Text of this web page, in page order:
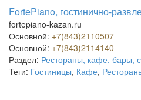
FortePiano, гостинично-
fortepiano-kazan.ru
Основной: +7(843)2110507
Основной: +7(843)2114140
Раздел: Рестораны, кафе, бары,
Теги: Гостиницы, Кафе,